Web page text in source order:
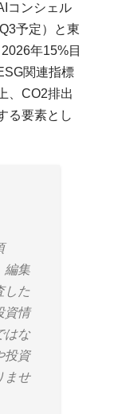
コンシェル
予定）と東
年15%目
関連指標
、CO2排出
る要素とし
編集
した
資情
はな
投資
ませ